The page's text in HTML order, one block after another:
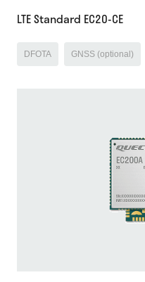
LTE Standard EC20-CE
DFOTA GNSS (optional)